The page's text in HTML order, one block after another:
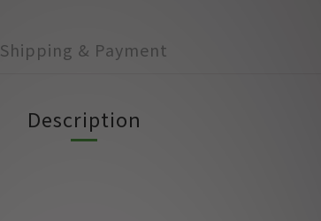
Shipping & Payment
Description